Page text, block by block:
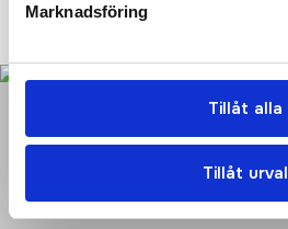
Marknadsföring
Tillåt alla
Tillåt urval
KONTAKTA OSS IDAG!